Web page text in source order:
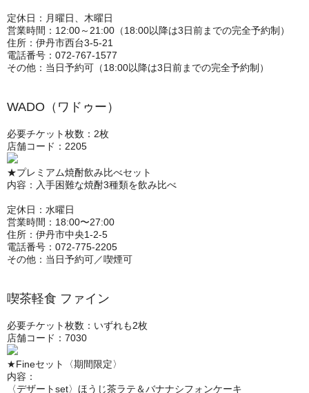
定休日：月曜日、木曜日
営業時間：12:00～21:00（18:00以降は3日前までの完全予約制）
住所：伊丹市西台3-5-21
電話番号：072-767-1577
その他：当日予約可（18:00以降は3日前までの完全予約制）
WADO（ワドゥー）
必要チケット枚数：2枚
店舗コード：2205
★プレミアム焼酎飲み比べセット
内容：入手困難な焼酎3種類を飲み比べ
定休日：水曜日
営業時間：18:00〜27:00
住所：伊丹市中央1-2-5
電話番号：072-775-2205
その他：当日予約可／喫煙可
喫茶軽食 ファイン
必要チケット枚数：いずれも2枚
店舗コード：7030
★Fineセット〈期間限定〉
内容：
〈デザートset〉ほうじ茶ラテ＆バナナシフォンケーキ